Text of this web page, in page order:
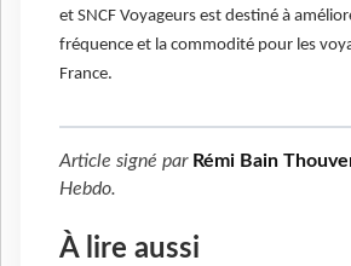
et SNCF Voyageurs est destiné à
fréquence et la commodité pour les
France.
Article signé par Rémi Bain
Hebdo.
À lire aussi